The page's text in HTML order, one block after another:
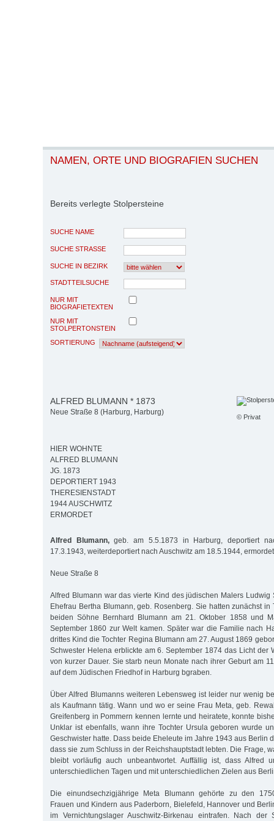
NAMEN, ORTE UND BIOGRAFIEN SUCHEN
Bereits verlegte Stolpersteine
SUCHE NAME
SUCHE STRASSE
SUCHE IN BEZIRK
STADTTEILSUCHE
NUR MIT
BIOGRAFIETEXTEN
NUR MIT
STOLPERTONSTEIN
SORTIERUNG
© Privat
ALFRED BLUMANN * 1873
Neue Straße 8 (Harburg, Harburg)
HIER WOHNTE
ALFRED BLUMANN
JG. 1873
DEPORTIERT 1943
THERESIENSTADT
1944 AUSCHWITZ
ERMORDET
Alfred Blumann,geb. am 5.5.1873 in Harburg, deportiert
17.3.1943, weiterdeportiert nach Auschwitz am 18.5.1944, ermordet
Neue Straße 8
Alfred Blumann war das vierte Kind des jüdischen Malers Ludwig
Ehefrau Bertha Blumann, geb. Rosenberg. Sie hatten zunächst in
beiden Söhne Bernhard Blumann am 21. Oktober 1858 und
September 1860 zur Welt kamen. Später war die Familie nach
drittes Kind die Tochter Regina Blumann am 27. August 1869
Schwester Helena erblickte am 6. September 1874 das Licht der
von kurzer Dauer. Sie starb neun Monate nach ihrer Geburt am
auf dem Jüdischen Friedhof in Harburg bgraben.
Über Alfred Blumanns weiteren Lebensweg ist leider nur wenig
als Kaufmann tätig. Wann und wo er seine Frau Meta, geb.
Greifenberg in Pommern kennen lernte und heiratete, konnte
Unklar ist ebenfalls, wann ihre Tochter Ursula geboren wurde
Geschwister hatte. Dass beide Eheleute im Jahre 1943 aus Berlin
dass sie zum Schluss in der Reichshauptstadt lebten. Die Frage,
bleibt vorläufig auch unbeantwortet. Auffällig ist, dass Alfred
unterschiedlichen Tagen und mit unterschiedlichen Zielen aus
Die einundsechzigjährige Meta Blumann gehörte zu den
Frauen und Kindern aus Paderborn, Bielefeld, Hannover und
im Vernichtungslager Auschwitz-Birkenau eintrafen. Nach der